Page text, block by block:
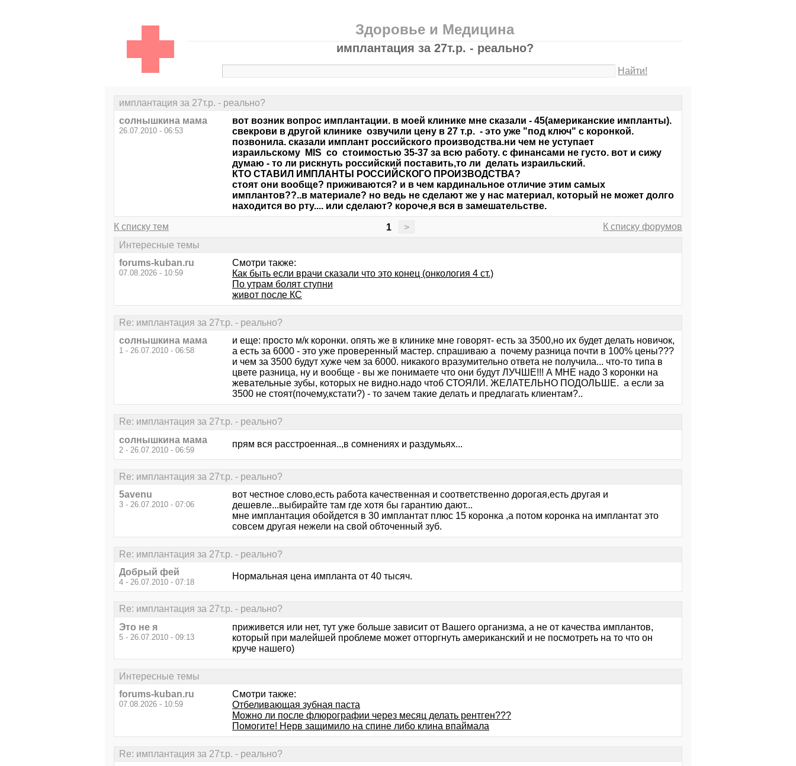
Здоровье и Медицина
имплантация за 27т.р. - реально?
Найти!
имплантация за 27т.р. - реально?
солнышкина мама
26.07.2010 - 06:53
вот возник вопрос имплантации. в моей клинике мне сказали - 45(американские импланты).
свекрови в другой клинике озвучили цену в 27 т.р. - это уже "под ключ" с коронкой.
позвонила. сказали имплант российского производства.ни чем не уступает
израильскому MIS со стоимостью 35-37 за всю работу. с финансами не густо. вот и сижу
думаю - то ли рискнуть российский поставить,то ли делать израильский.
КТО СТАВИЛ ИМПЛАНТЫ РОССИЙСКОГО ПРОИЗВОДСТВА?
стоят они вообще? приживаются? и в чем кардинальное отличие этим самых
имплантов??..в материале? но ведь не сделают же у нас материал, который не может долго
находится во рту.... или сделают? короче,я вся в замешательстве.
К списку тем 1 >
К списку форумов
Интересные темы
forums-kuban.ru
07.08.2026 - 10:59
Смотри также:
Как быть если врачи сказали что это конец (онкология 4 ст.)
По утрам болят ступни
живот после КС
Re: имплантация за 27т.р. - реально?
солнышкина мама
1 - 26.07.2010 - 06:58
и еще: просто м/к коронки. опять же в клинике мне говорят- есть за 3500,но их будет делать новичок,
а есть за 6000 - это уже проверенный мастер. спрашиваю а почему разница почти в 100% цены???
и чем за 3500 будут хуже чем за 6000. никакого вразумительно ответа не получила... что-то типа в
цвете разница, ну и вообще - вы же понимаете что они будут ЛУЧШЕ!!! А МНЕ надо 3 коронки на
жевательные зубы, которых не видно.надо чтоб СТОЯЛИ. ЖЕЛАТЕЛЬНО ПОДОЛЬШЕ. а если за
3500 не стоят(почему,кстати?) - то зачем такие делать и предлагать клиентам?..
Re: имплантация за 27т.р. - реально?
солнышкина мама
2 - 26.07.2010 - 06:59
прям вся расстроенная..,в сомнениях и раздумьях...
Re: имплантация за 27т.р. - реально?
5avenu
3 - 26.07.2010 - 07:06
вот честное слово,есть работа качественная и соответственно дорогая,есть другая и
дешевле...выбирайте там где хотя бы гарантию дают...
мне имплантация обойдется в 30 имплантат плюс 15 коронка ,а потом коронка на имплантат это
совсем другая нежели на свой обточенный зуб.
Re: имплантация за 27т.р. - реально?
Добрый фей
4 - 26.07.2010 - 07:18
Нормальная цена импланта от 40 тысяч.
Re: имплантация за 27т.р. - реально?
Это не я
5 - 26.07.2010 - 09:13
приживется или нет, тут уже больше зависит от Вашего организма, а не от качества имплантов,
который при малейшей проблеме может отторгнуть американский и не посмотреть на то что он
круче нашего)
Интересные темы
forums-kuban.ru
07.08.2026 - 10:59
Смотри также:
Отбеливающая зубная паста
Можно ли после флюрографии через месяц делать рентген???
Помогите! Нерв защимило на спине либо клина впаймала
Re: имплантация за 27т.р. - реально?